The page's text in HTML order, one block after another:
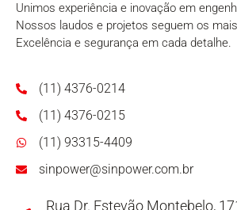
Unimos experiência e inovação em
Nossos laudos e projetos seguem os
Excelência e segurança em cada detalhe.
(11) 4376-0214
(11) 4376-0215
(11) 93315-4409
sinpower@sinpower.com.br
Rua Dr. Estevão Montebelo,